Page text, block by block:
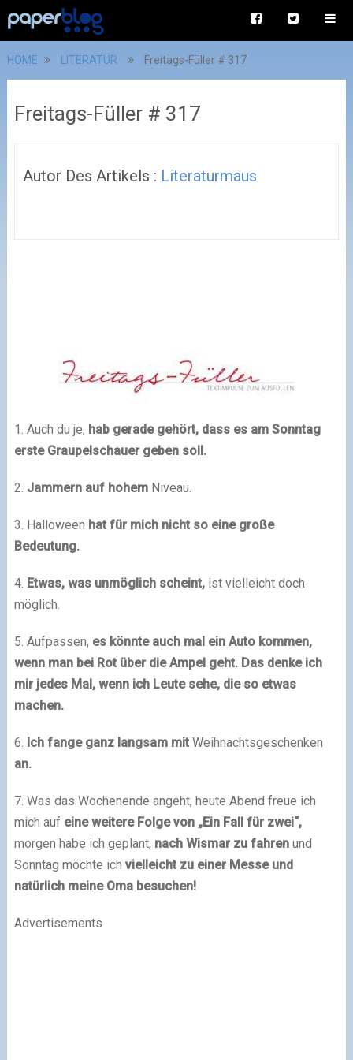
HOME LITERATUR Freitags-Füller # 317
Freitags-Füller # 317
Autor Des Artikels : Literaturmaus
1. Auch du je, hab gerade gehört, dass es am Sonntag
erste Graupelschauer geben soll.
2. Jammern auf hohemNiveau.
3. Halloween hat für mich nicht so eine große
Bedeutung.
4. Etwas, was unmöglich scheint, ist vielleicht doch
möglich.
5. Aufpassen, es könnte auch mal ein Auto kommen,
wenn man bei Rot über die Ampel geht. Das denke ich
mir jedes Mal, wenn ich Leute sehe, die so etwas
machen.
6. Ich fange ganz langsam mitWeihnachtsgeschenken
an.
7. Was das Wochenende angeht, heute Abend freue ich
mich auf eine weitere Folge von „Ein Fall für zwei“,
morgen habe ich geplant, nach Wismar zu fahrenund
Sonntag möchte ich vielleicht zu einer Messe und
natürlich meine Oma besuchen!
Advertisements